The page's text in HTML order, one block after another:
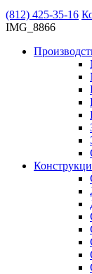
(812) 425-35-16
IMG_8866